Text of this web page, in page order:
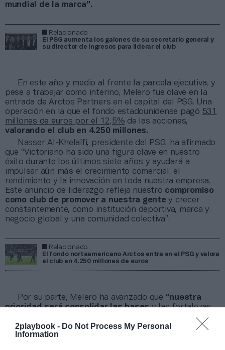
2playbook - Do Not Process My Personal
Information
mundial de la marca”.
Relacionado
El PSG aumenta los galones de su secretario general y
su director de ingresos para liderar el club
En este año y medio al frente la parcela ejecutiva, y
pese a trabajar como interino, Melero fue clave en la
entrada de Arctos Partners en el capital del PSG. Una
operación en la que el fondo estadounidense pagó 531
millones de euros por el 12,5% de las acciones,
valorando el club en 4.250 millones.
Nasser Al-Khelaïfi, presidente del PSG, ha afirmado
que “Victoriano ha sido una figura clave en nuestro
éxito durante los últimos siete años y ayudará a
impulsar aún más el crecimiento comercial, el
rendimiento y la innovación en toda nuestra empresa.
Este anuncio de liderazgo refleja nuestro compromiso
como club de promover a nuestra gente y crecer
constantemente, como institución deportiva, marca y
negocio global y una comunidad colectiva”.
Relacionado
El fondo norteamericano Arctos entra en el PSG y valora
el club en 4.250 millones de euros
Por su parte, Melero ha avanzado que “nuestra
prioridad será consolidar las basesy las fortalezas
rendimiento deportivo, innovación y crecimiento. Cada
una de nuestras decisiones estará guiada por el